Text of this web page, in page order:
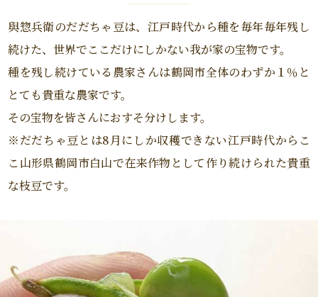
與惣兵衛のだだちゃ豆は、江戸時代から種を毎年毎年残し
続けた、世界でここだけにしかない我が家の宝物です。
種を残し続けている農家さんは鶴岡市全体のわずか１％と
とても貴重な農家です。
その宝物を皆さんにおすそ分けします。
※だだちゃ豆とは8月にしか収穫できない江戸時代からこ
こ山形県鶴岡市白山で在来作物として作り続けられた貴重
な枝豆です。